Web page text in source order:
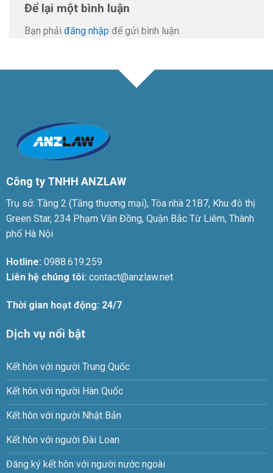
Để lại một bình luận
Bạn phải đăng nhập để gửi bình luận.
Công ty TNHH ANZLAW
Trụ sở: Tầng 2 (Tầng thương mại), Tòa nhà 21B7, Khu đô thị
Green Star, 234 Phạm Văn Đồng, Quận Bắc Từ Liêm, Thành
phố Hà Nội
Hotline: 0988.619.259
Liên hệ chúng tôi: contact@anzlaw.net
Thời gian hoạt động: 24/7
Dịch vụ nổi bật
Kết hôn với người Trung Quốc
Kết hôn với người Hàn Quốc
Kết hôn với người Nhật Bản
Kết hôn với người Đài Loan
Đăng ký kết hôn với người nước ngoài